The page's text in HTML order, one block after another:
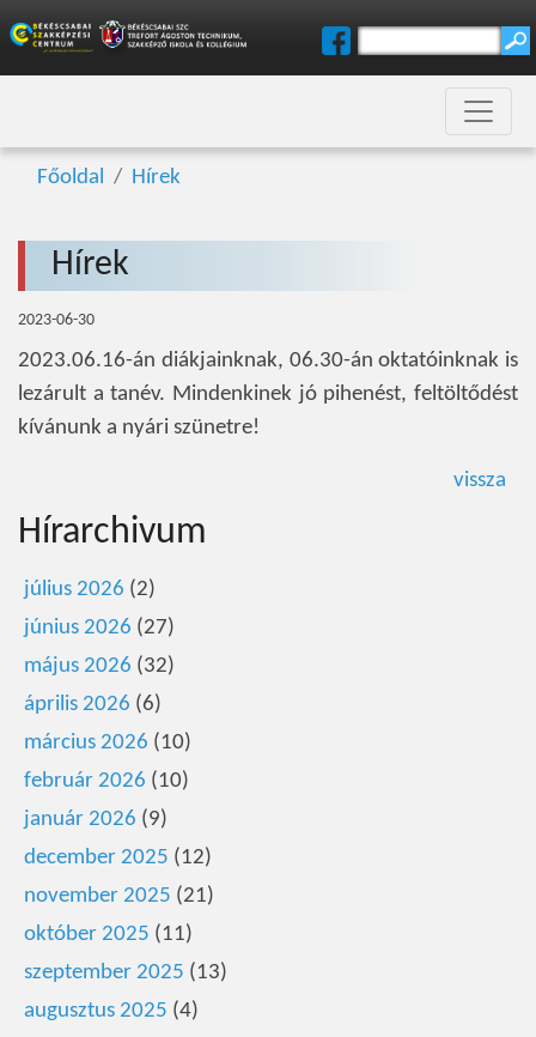
Főoldal Hírek
Hírek
2023-06-30
2023.06.16-án diákjainknak, 06.30-án oktatóinknak is
lezárult a tanév. Mindenkinek jó pihenést, feltöltődést
kívánunk a nyári szünetre!
vissza
Hírarchivum
július 2026 (2)
június 2026 (27)
május 2026 (32)
április 2026 (6)
március 2026 (10)
február 2026 (10)
január 2026 (9)
december 2025 (12)
november 2025 (21)
október 2025 (11)
szeptember 2025 (13)
augusztus 2025 (4)